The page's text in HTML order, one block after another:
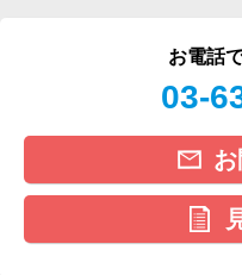
お電話
03-